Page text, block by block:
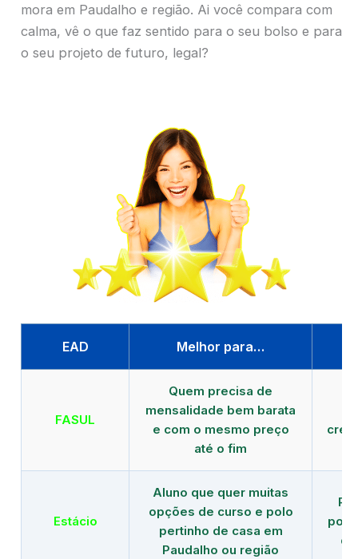
mora em Paudalho e região. Ai você compara com
calma, vê o que faz sentido para o seu bolso e para
o seu projeto de futuro, legal?
EAD Melhor para…
FASUL
Quem precisa de
mensalidade bem barata
e com o mesmo preço
até o fim
Estácio
Aluno que quer muitas
opções de curso e polo
pertinho de casa em
Paudalho ou região